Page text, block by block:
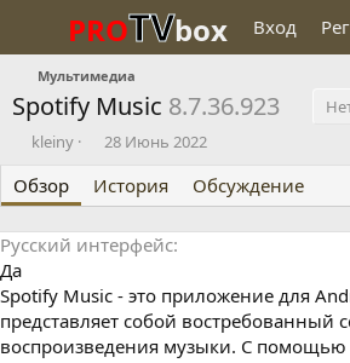
PROTVbox Вход
Мультимедиа
Spotify Music 8.7.36.923
О
у
б
л
и
о
в
а
л
kleiny
Д
т
а
с
о
д
а
и
28 Июнь 2022
Обзор История Обсуждение
Русский интерфейс
Да
Spotify Music - это приложение для
представляет собой востребованный
воспроизведения музыки. С